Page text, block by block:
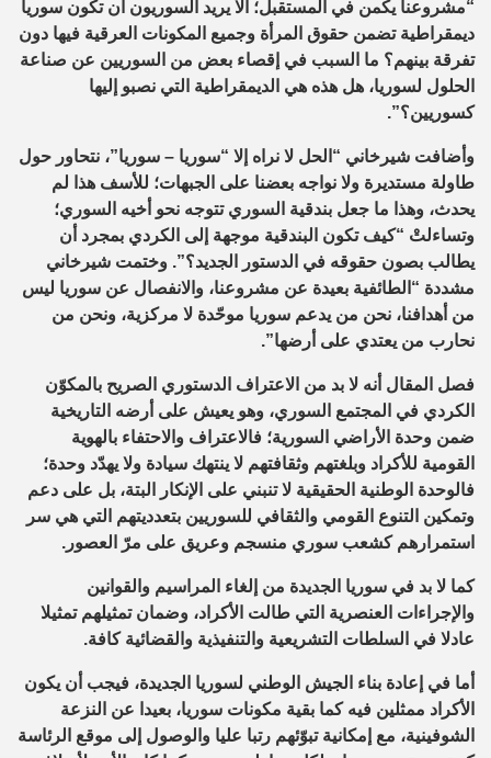
“مشروعنا يكمن في المستقبل؛ ألا يريد السوريون أن تكون سوريا
ديمقراطية تضمن حقوق المرأة وجميع المكونات العرقية فيها دون
تفرقة بينهم؟ ما السبب في إقصاء بعض من السوريين عن صناعة
الحلول لسوريا، هل هذه هي الديمقراطية التي نصبو إليها
كسوريين؟”.
وأضافت شيرخاني “الحل لا نراه إلا “سوريا – سوريا”، نتحاور حول
طاولة مستديرة ولا نواجه بعضنا على الجبهات؛ للأسف هذا لم
يحدث، وهذا ما جعل بندقية السوري تتوجه نحو أخيه السوري؛
وتساءلتْ “كيف تكون البندقية موجهة إلى الكردي بمجرد أن
يطالب بصون حقوقه في الدستور الجديد؟”. وختمت شيرخاني
مشددة “الطائفية بعيدة عن مشروعنا، والانفصال عن سوريا ليس
من أهدافنا، نحن من يدعم سوريا موحّدة لا مركزية، ونحن من
نحارب من يعتدي على أرضها”.
فصل المقال أنه لا بد من الاعتراف الدستوري الصريح بالمكوّن
الكردي في المجتمع السوري، وهو يعيش على أرضه التاريخية
ضمن وحدة الأراضي السورية؛ فالاعتراف والاحتفاء بالهوية
القومية للأكراد وبلغتهم وثقافتهم لا ينتهك سيادة ولا يهدّد وحدة؛
فالوحدة الوطنية الحقيقية لا تنبني على الإنكار البتة، بل على دعم
وتمكين التنوع القومي والثقافي للسوريين بتعدديتهم التي هي سر
استمرارهم كشعب سوري منسجم وعريق على مرّ العصور.
كما لا بد في سوريا الجديدة من إلغاء المراسيم والقوانين
والإجراءات العنصرية التي طالت الأكراد، وضمان تمثيلهم تمثيلا
عادلا في السلطات التشريعية والتنفيذية والقضائية كافة.
أما في إعادة بناء الجيش الوطني لسوريا الجديدة، فيجب أن يكون
الأكراد ممثلين فيه كما بقية مكونات سوريا، بعيدا عن النزعة
الشوفينية، مع إمكانية تبوّئهم رتبا عليا والوصول إلى موقع الرئاسة